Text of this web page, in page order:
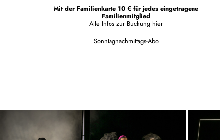
Mit der Familienkarte 10 € für jedes eingetragene
Familienmitglied
Alle Infos zur Buchung hier
Sonntagnachmittags-Abo